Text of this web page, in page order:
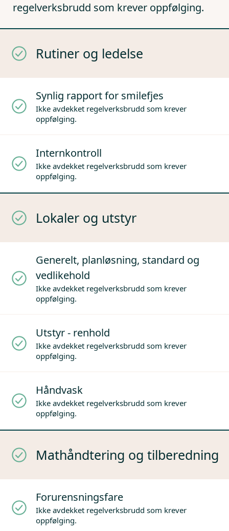
regelverksbrudd som krever oppfølging.
Rutiner og ledelse
Synlig rapport for smilefjes
Ikke avdekket regelverksbrudd som krever
oppfølging.
Internkontroll
Ikke avdekket regelverksbrudd som krever
oppfølging.
Lokaler og utstyr
Generelt, planløsning, standard og
vedlikehold
Ikke avdekket regelverksbrudd som krever
oppfølging.
Utstyr - renhold
Ikke avdekket regelverksbrudd som krever
oppfølging.
Håndvask
Ikke avdekket regelverksbrudd som krever
oppfølging.
Mathåndtering og tilberedning
Forurensningsfare
Ikke avdekket regelverksbrudd som krever
oppfølging.